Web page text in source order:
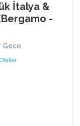
İtalya &
-
Gece